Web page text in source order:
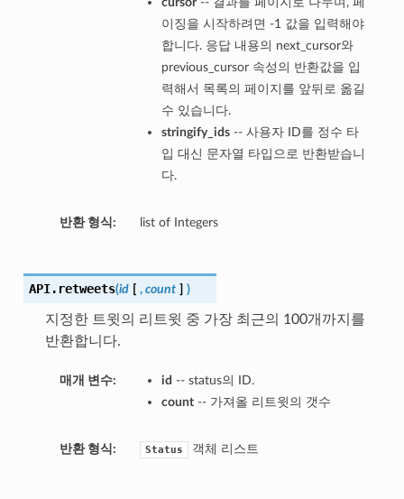
이징을 시작하려면 -1 값을 입력해야
합니다. 응답 내용의 next_cursor와
previous_cursor 속성의 반환값을 입
력해서 목록의 페이지를 앞뒤로 옮길
수 있습니다.
stringify_ids-- 사용자 ID를 정수 타
입 대신 문자열 타입으로 반환받습니
다.
반환 형식: list of Integers
API. retweets(id [ , count ] )
지정한 트윗의 리트윗 중 가장 최근의 100개까지를
반환합니다.
매개 변수: id -- status의 ID.
count-- 가져올 리트윗의 갯수
반환 형식: Status 객체 리스트